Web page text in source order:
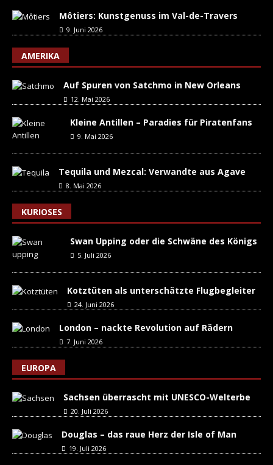
Môtiers: Kunstgenuss im Val-de-Travers
9. Juni 2026
AMERIKA
Auf Spuren von Satchmo in New Orleans
12. Mai 2026
Kleine Antillen – Paradies für Piratenfans
9. Mai 2026
Tequila und Mezcal: Verwandte aus Agave
8. Mai 2026
KURIOSES
Swan Upping oder die Schwäne des Königs
5. Juli 2026
Kotztüten als unterschätzte Flugbegleiter
24. Juni 2026
London – nackte Revolution auf Rädern
7. Juni 2026
EUROPA
Sachsen überrascht mit UNESCO-Welterbe
20. Juli 2026
Douglas – das raue Herz der Isle of Man
19. Juli 2026